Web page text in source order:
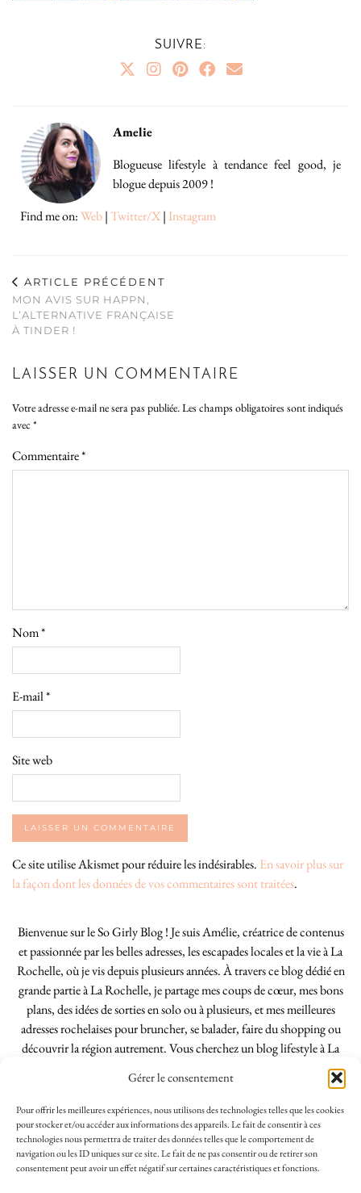
Gérer le consentement
Pour offrir les meilleures expériences, nous utilisons des technologies telles que les cookies
pour stocker et/ou accéder aux informations des appareils. Le fait de consentir à ces
technologies nous permettra de traiter des données telles que le comportement de
navigation ou les ID uniques sur ce site. Le fait de ne pas consentir ou de retirer son
consentement peut avoir un effet négatif sur certaines caractéristiques et fonctions.
SUIVRE:
Amelie
Blogueuse lifestyle à tendance feel good, je
blogue depuis 2009 !
Find me on:Web|Twitter/X| Instagram
ARTICLE PRÉCÉDENT
MON AVIS SUR HAPPN,
L’ALTERNATIVE FRANÇAISE
À TINDER !
LAISSER UN COMMENTAIRE
Votre adresse e-mail ne sera pas publiée.Les champs obligatoires sont indiqués
avec *
Commentaire*
Nom*
E-mail*
Site web
Ce site utilise Akismet pour réduire les indésirables. En savoir plus sur
la façon dont les données de vos commentaires sont traitées.
Bienvenue sur le So Girly Blog ! Je suis Amélie, créatrice de contenus
et passionnée par les belles adresses, les escapades locales et la vie à La
Rochelle, où je vis depuis plusieurs années. À travers ce blog dédié en
grande partie à La Rochelle, je partage mes coups de cœur, mes bons
plans, des idées de sorties en solo ou à plusieurs, et mes meilleures
adresses rochelaises pour bruncher, se balader, faire du shopping ou
découvrir la région autrement. Vous cherchez un blog lifestyle à La
Rochelle, tenu par une locale ? Vous êtes au bon endroit. Que vous
soyez Rochelais·e ou de passage dans notre belle ville, j’espère que mes
articles vous aideront à profiter de La Rochelle comme un·e vrai·e
initié·e. !